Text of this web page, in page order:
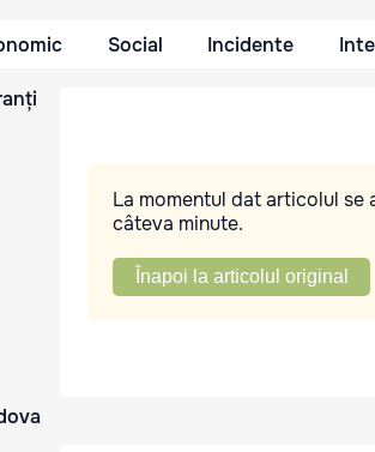
Social Incidente
La momentul dat articolul se
câteva minute.
Înapoi la articolul original